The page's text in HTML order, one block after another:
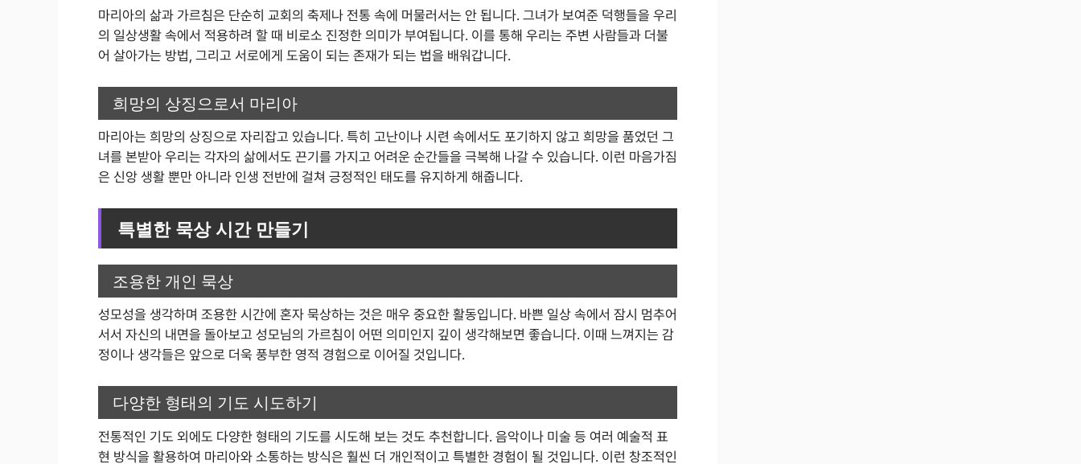
마리아의 삶과 가르침은 단순히 교회의 축제나 전통 속에 머물러서는 안 됩니다. 그녀가 보여준 덕행들을 우리
의 일상생활 속에서 적용하려 할 때 비로소 진정한 의미가 부여됩니다. 이를 통해 우리는 주변 사람들과 더불
어 살아가는 방법, 그리고 서로에게 도움이 되는 존재가 되는 법을 배워갑니다.
희망의 상징으로서 마리아
마리아는 희망의 상징으로 자리잡고 있습니다. 특히 고난이나 시련 속에서도 포기하지 않고 희망을 품었던 그
녀를 본받아 우리는 각자의 삶에서도 끈기를 가지고 어려운 순간들을 극복해 나갈 수 있습니다. 이런 마음가짐
은 신앙 생활 뿐만 아니라 인생 전반에 걸쳐 긍정적인 태도를 유지하게 해줍니다.
특별한 묵상 시간 만들기
조용한 개인 묵상
성모성을 생각하며 조용한 시간에 혼자 묵상하는 것은 매우 중요한 활동입니다. 바쁜 일상 속에서 잠시 멈추어
서서 자신의 내면을 돌아보고 성모님의 가르침이 어떤 의미인지 깊이 생각해보면 좋습니다. 이때 느껴지는 감
정이나 생각들은 앞으로 더욱 풍부한 영적 경험으로 이어질 것입니다.
다양한 형태의 기도 시도하기
전통적인 기도 외에도 다양한 형태의 기도를 시도해 보는 것도 추천합니다. 음악이나 미술 등 여러 예술적 표
현 방식을 활용하여 마리아와 소통하는 방식은 훨씬 더 개인적이고 특별한 경험이 될 것입니다. 이런 창조적인